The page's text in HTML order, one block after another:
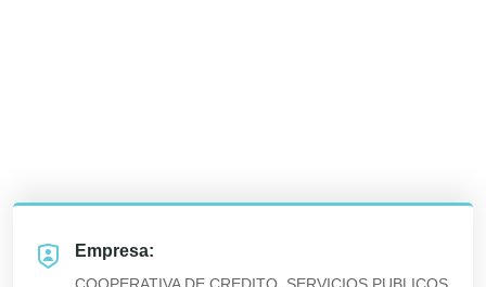
Empresa: